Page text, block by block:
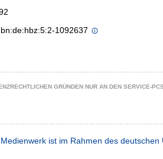
1092637
GRÜNDEN NUR AN DEN SERVICE-
ist im Rahmen des deutschen